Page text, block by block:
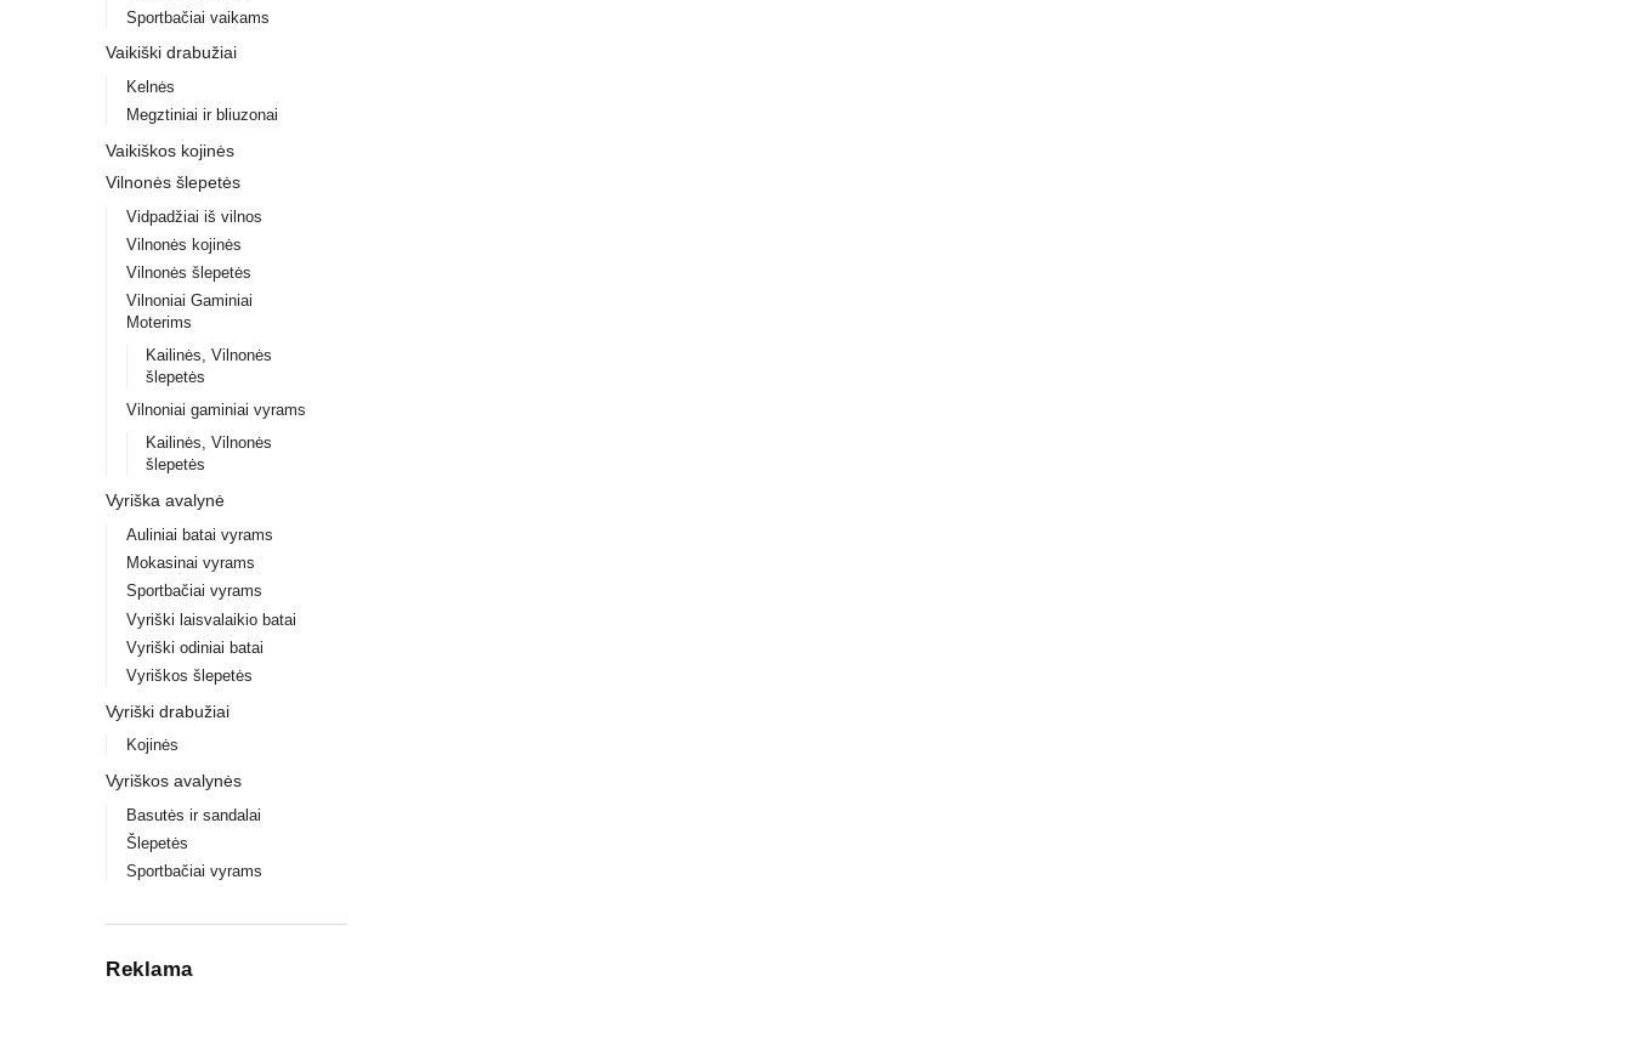
Sportbačiai vaikams
Vaikiški drabužiai
Kelnės
Megztiniai ir bliuzonai
Vaikiškos kojinės
Vilnonės šlepetės
Vidpadžiai iš vilnos
Vilnonės kojinės
Vilnonės šlepetės
Vilnoniai Gaminiai
Moterims
Kailinės, Vilnonės
šlepetės
Vilnoniai gaminiai vyrams
Kailinės, Vilnonės
šlepetės
Vyriška avalynė
Auliniai batai vyrams
Mokasinai vyrams
Sportbačiai vyrams
Vyriški laisvalaikio batai
Vyriški odiniai batai
Vyriškos šlepetės
Vyriški drabužiai
Kojinės
Vyriškos avalynės
Basutės ir sandalai
Šlepetės
Sportbačiai vyrams
Reklama